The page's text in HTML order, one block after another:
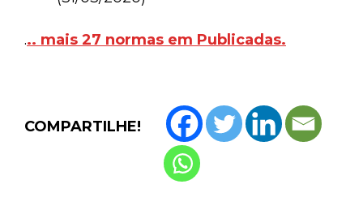
... mais 27 normas em Publicadas.
COMPARTILHE!